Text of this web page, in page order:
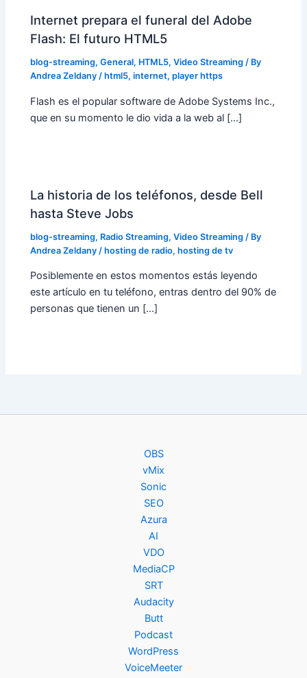
Internet prepara el funeral del Adobe
Flash: El futuro HTML5
blog-streaming,General, HTML5,Video Streaming / By
Andrea Zeldany/html5,internet,player https
Flash es el popular software de Adobe Systems Inc.,
que en su momento le dio vida a la web al […]
La historia de los teléfonos, desde Bell
hasta Steve Jobs
blog-streaming, Radio Streaming,Video Streaming / By
Andrea Zeldany /hosting de radio,hosting de tv
Posiblemente en estos momentos estás leyendo
este artículo en tu teléfono, entras dentro del 90% de
personas que tienen un […]
OBS
vMix
Sonic
SEO
Azura
AI
VDO
MediaCP
SRT
Audacity
Butt
Podcast
WordPress
VoiceMeeter